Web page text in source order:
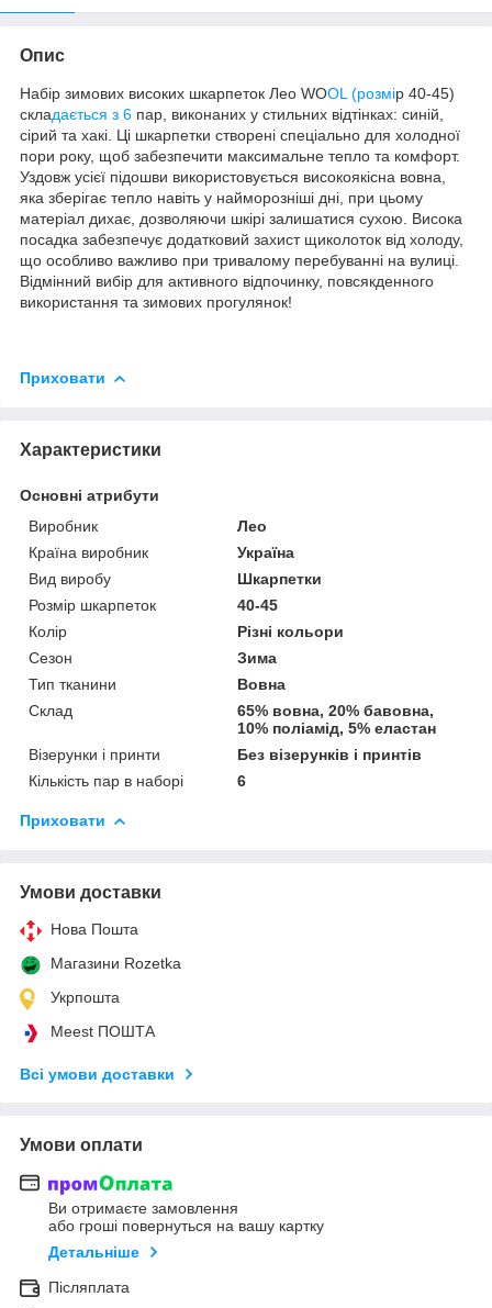
Опис
Набір зимових високих шкарпеток Лео WOOL (розмір 40-45)
складається з 6 пар, виконаних у стильних відтінках: синій,
сірий та хакі. Ці шкарпетки створені спеціально для холодної
пори року, щоб забезпечити максимальне тепло та комфорт.
Уздовж усієї підошви використовується високоякісна вовна,
яка зберігає тепло навіть у найморозніші дні, при цьому
матеріал дихає, дозволяючи шкірі залишатися сухою. Висока
посадка забезпечує додатковий захист щиколоток від холоду,
що особливо важливо при тривалому перебуванні на вулиці.
Відмінний вибір для активного відпочинку, повсякденного
використання та зимових прогулянок!
Приховати
Характеристики
Основні атрибути
Виробник
Лео
Країна виробник
Україна
Вид виробу
Шкарпетки
Розмір шкарпеток
40-45
Колір
Різні кольори
Сезон
Зима
Тип тканини
Вовна
Склад
65% вовна, 20% бавовна,
10% поліамід, 5% еластан
Візерунки і принти
Без візерунків і принтів
Кількість пар в наборі
6
Приховати
Умови доставки
Нова Пошта
Магазини Rozetka
Укрпошта
Meest ПОШТА
Всі умови доставки
Умови оплати
Ви отримаєте замовлення
або гроші повернуться на вашу картку
Детальніше
Післяплата